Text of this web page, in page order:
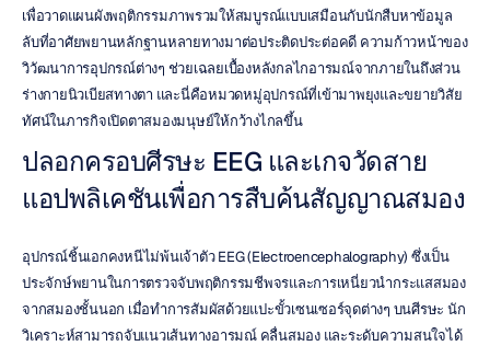
เพื่อวาดแผนผังพฤติกรรมภาพรวมให้สมบูรณ์แบบเสมือนกับนักสืบหาข้อมูล
ลับที่อาศัยพยานหลักฐานหลายทางมาต่อประติดประต่อคดี ความก้าวหน้าของ
วิวัฒนาการอุปกรณ์ต่างๆ ช่วยเฉลยเบื้องหลังกลไกอารมณ์จากภายในถึงส่วน
ร่างกายนิวเบียสทางตา และนี่คือหมวดหมู่อุปกรณ์ที่เข้ามาพยุงและขยายวิสัย
ทัศน์ในภารกิจเปิดตาสมองมนุษย์ให้กว้างไกลขึ้น
ปลอกครอบศีรษะ EEG และเกจวัดสาย
แอปพลิเคชันเพื่อการสืบค้นสัญญาณสมอง
อุปกรณ์ชิ้นเอกคงหนีไม่พ้นเจ้าตัว EEG (Electroencephalography) ซึ่งเป็น
ประจักษ์พยานในการตรวจจับพฤติกรรมชีพจรและการเหนี่ยวนำกระแสสมอง
จากสมองชั้นนอก เมื่อทำการสัมผัสด้วยแปะขั้วเซนเซอร์จุดต่างๆ บนศีรษะ นัก
วิเคราะห์สามารถจับแนวเส้นทางอารมณ์ คลื่นสมอง และระดับความสนใจได้